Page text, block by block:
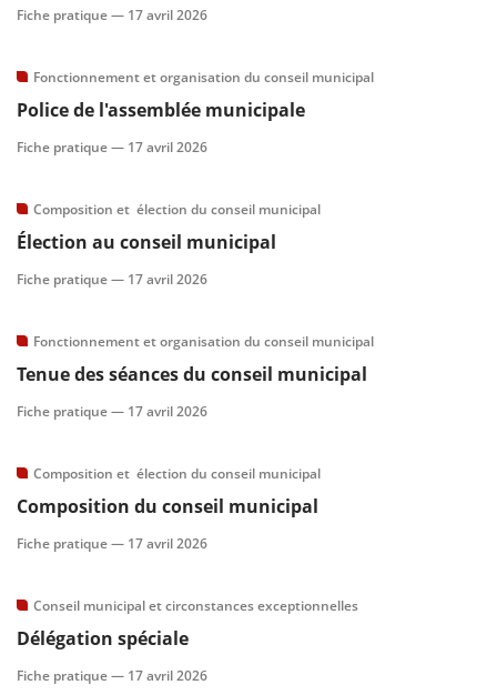
Fiche pratique — 17 avril 2026
Fonctionnement et organisation du conseil municipal
Police de l'assemblée municipale
Fiche pratique — 17 avril 2026
Composition et élection du conseil municipal
Élection au conseil municipal
Fiche pratique — 17 avril 2026
Fonctionnement et organisation du conseil municipal
Tenue des séances du conseil municipal
Fiche pratique — 17 avril 2026
Composition et élection du conseil municipal
Composition du conseil municipal
Fiche pratique — 17 avril 2026
Conseil municipal et circonstances exceptionnelles
Délégation spéciale
Fiche pratique — 17 avril 2026